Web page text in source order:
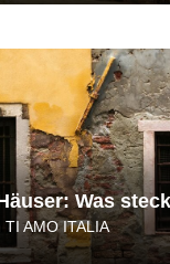
Was
TI AMO ITALIA